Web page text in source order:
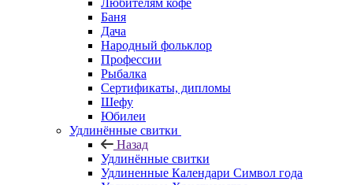
Любителям кофе
Баня
Дача
Народный фольклор
Профессии
Рыбалка
Сертификаты, дипломы
Шефу
Юбилеи
Удлинённые свитки
Назад
Удлинённые свитки
Удлиненные Календари Символ года